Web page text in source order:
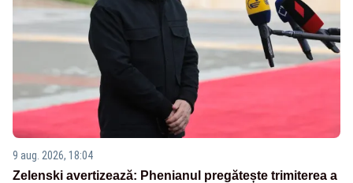
9 aug. 2026, 18:04
Zelenski avertizează: Phenianul pregătește trimiterea a